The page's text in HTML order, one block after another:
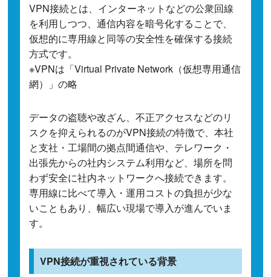
VPN接続とは、インターネットなどの公衆回線
を利用しつつ、通信内容を暗号化することで、
仮想的に専用線と同等の安全性を確保する接続
方式です。
※VPNは「Virtual Private Network（仮想専用通信
網）」の略
データの盗聴や改ざん、不正アクセスなどのリ
スクを抑えられるのがVPN接続の特徴で、本社
と支社・工場間の拠点間通信や、テレワーク・
出張先からの社内システム利用など、場所を問
わず安全に社内ネットワークへ接続できます。
専用線に比べて導入・運用コストの負担が少な
いこともあり、幅広い現場で導入が進んでいま
す。
VPN接続が重視されている背景